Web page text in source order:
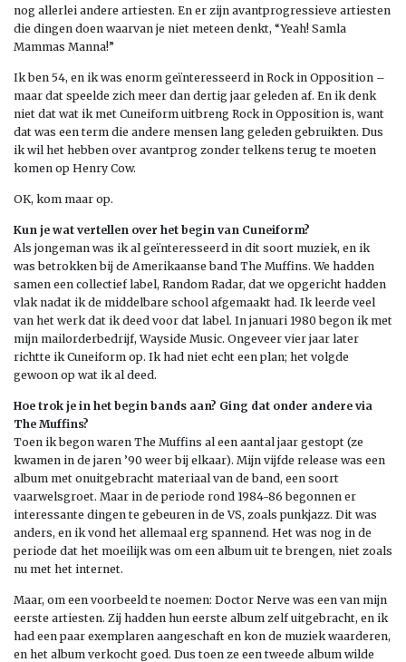
nog allerlei andere artiesten. En er zijn avantprogressieve artiesten
die dingen doen waarvan je niet meteen denkt, “Yeah! Samla
Mammas Manna!”
Ik ben 54, en ik was enorm geïnteresseerd in Rock in Opposition –
maar dat speelde zich meer dan dertig jaar geleden af. En ik denk
niet dat wat ik met Cuneiform uitbreng Rock in Opposition is, want
dat was een term die andere mensen lang geleden gebruikten. Dus
ik wil het hebben over avantprog zonder telkens terug te moeten
komen op Henry Cow.
OK, kom maar op.
Kun je wat vertellen over het begin van Cuneiform?
Als jongeman was ik al geïnteresseerd in dit soort muziek, en ik
was betrokken bij de Amerikaanse band The Muffins. We hadden
samen een collectief label, Random Radar, dat we opgericht hadden
vlak nadat ik de middelbare school afgemaakt had. Ik leerde veel
van het werk dat ik deed voor dat label. In januari 1980 begon ik met
mijn mailorderbedrijf, Wayside Music. Ongeveer vier jaar later
richtte ik Cuneiform op. Ik had niet echt een plan; het volgde
gewoon op wat ik al deed.
Hoe trok je in het begin bands aan? Ging dat onder andere via
The Muffins?
Toen ik begon waren The Muffins al een aantal jaar gestopt (ze
kwamen in de jaren ’90 weer bij elkaar). Mijn vijfde release was een
album met onuitgebracht materiaal van de band, een soort
vaarwelsgroet. Maar in de periode rond 1984-86 begonnen er
interessante dingen te gebeuren in de VS, zoals punkjazz. Dit was
anders, en ik vond het allemaal erg spannend. Het was nog in de
periode dat het moeilijk was om een album uit te brengen, niet zoals
nu met het internet.
Maar, om een voorbeeld te noemen: Doctor Nerve was een van mijn
eerste artiesten. Zij hadden hun eerste album zelf uitgebracht, en ik
had een paar exemplaren aangeschaft en kon de muziek waarderen,
en het album verkocht goed. Dus toen ze een tweede album wilde